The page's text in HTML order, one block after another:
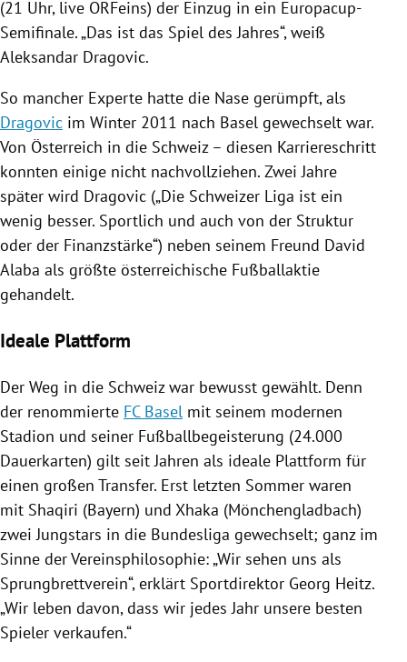
(21 Uhr, live ORFeins) der Einzug in ein Europacup-
Semifinale. „Das ist das Spiel des Jahres“, weiß
Aleksandar Dragovic.
So mancher Experte hatte die Nase gerümpft, als
Dragovic im Winter 2011 nach Basel gewechselt war.
Von Österreich in die Schweiz– diesen Karriereschritt
konnten einige nicht nachvollziehen. Zwei Jahre
später wird Dragovic („Die Schweizer Liga ist ein
wenig besser. Sportlich und auch von der Struktur
oder der Finanzstärke“) neben seinem Freund David
Alaba als größte österreichische Fußballaktie
gehandelt.
Ideale Plattform
Der Weg in die Schweizwar bewusst gewählt. Denn
der renommierte FC Basel mit seinem modernen
Stadion und seiner Fußballbegeisterung (24.000
Dauerkarten) gilt seit Jahren als ideale Plattform für
einen großen Transfer. Erst letzten Sommer waren
mit Shaqiri (Bayern) und Xhaka (Mönchengladbach)
zwei Jungstars in die Bundesliga gewechselt; ganz im
Sinne der Vereinsphilosophie: „Wir sehen uns als
Sprungbrettverein“, erklärt Sportdirektor Georg Heitz.
„Wir leben davon, dass wir jedes Jahr unsere besten
Spieler verkaufen.“